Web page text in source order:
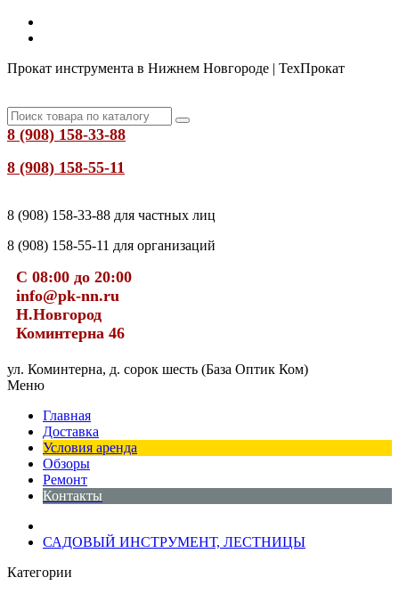
Прокат инструмента в Нижнем Новгороде | ТехПрокат
8 (908) 158-33-88
8 (908) 158-55-11
8 (908) 158-33-88 для частных лиц
8 (908) 158-55-11 для организаций
С 08:00 до 20:00
info@pk-nn.ru
Н.Новгород
Коминтерна 46
ул. Коминтерна, д. сорок шесть (База Оптик Ком)
Меню
Главная
Доставка
Условия аренда
Обзоры
Ремонт
Контакты
САДОВЫЙ ИНСТРУМЕНТ, ЛЕСТНИЦЫ
Категории